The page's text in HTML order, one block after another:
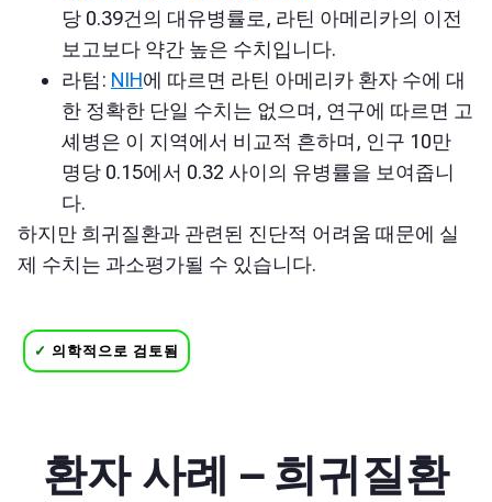
당 0.39건의 대유병률로, 라틴 아메리카의 이전
보고보다 약간 높은 수치입니다.
라텀: NIH에 따르면 라틴 아메리카 환자 수에 대
한 정확한 단일 수치는 없으며, 연구에 따르면 고
셰병은 이 지역에서 비교적 흔하며, 인구 10만
명당 0.15에서 0.32 사이의 유병률을 보여줍니
다.
하지만 희귀질환과 관련된 진단적 어려움 때문에 실
제 수치는 과소평가될 수 있습니다.
✓ 의학적으로 검토됨
환자 사례 – 희귀질환